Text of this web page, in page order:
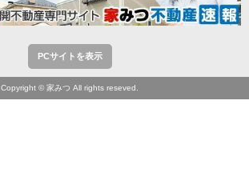
PCサイトを表示
Copyright © 家みつ All rights reseved.